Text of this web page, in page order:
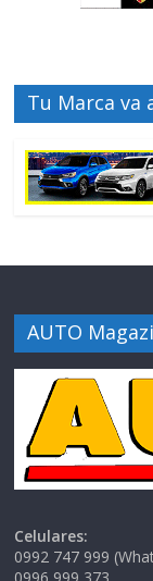
Tu Marca va
AUTO
Celulares:
0992 747 999